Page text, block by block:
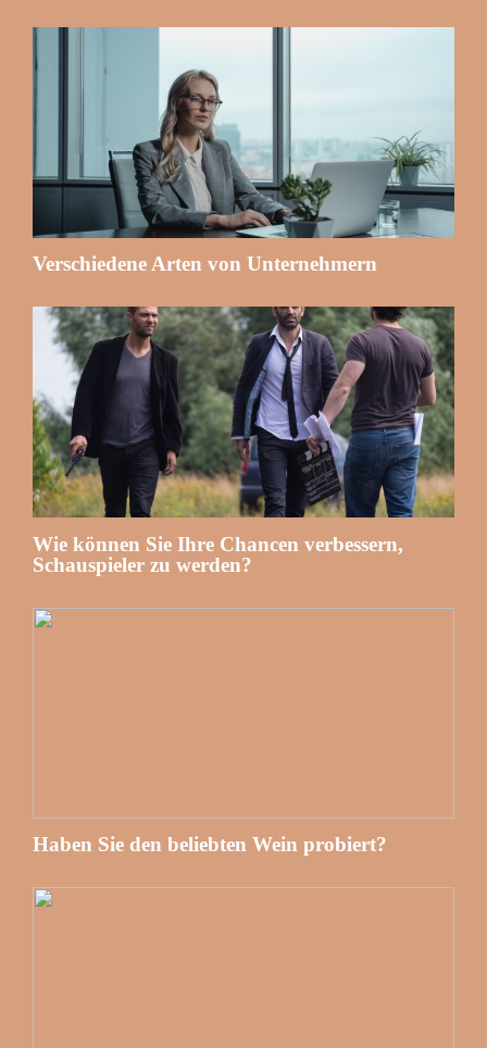
Verschiedene Arten von Unternehmern
Wie können Sie Ihre Chancen verbessern,
Schauspieler zu werden?
Haben Sie den beliebten Wein probiert?